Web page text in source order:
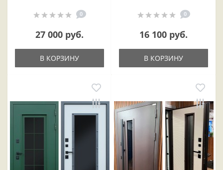
0
27 000 руб.
В КОРЗИНУ
0
16 100 руб.
В КОРЗИНУ